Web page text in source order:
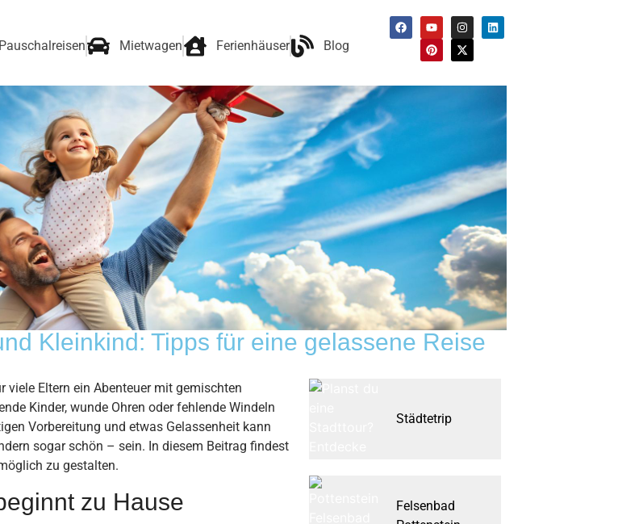
Pauschalreisen Mietwagen Ferienhäuser Blog
Kleinkind: Tipps für eine gelassene Reise
Eltern ein Abenteuer mit gemischten
Kinder, wunde Ohren oder fehlende Windeln
Vorbereitung und etwas Gelassenheit kann
sogar schön – sein. In diesem Beitrag findest
zu gestalten.
zu Hause
Städtetrip
Felsenbad